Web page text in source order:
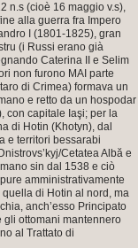
n.s (cioè 16 maggio v.s),
alla guerra fra Impero
I (1801-1825), gran
(i Russi erano già
Caterina II e Selim
non furono MAI parte
di Crimea) formava un
e retto da un hospodar
con capitale Iaşi; per la
di Hotin (Khotyn), dal
e territori bessarabi
Cetatea Albă e
sin dal 1538 e ciò
amministrativamente
di Hotin al nord, ma
anch’esso Principato
gli ottomani mantennero
al Trattato di